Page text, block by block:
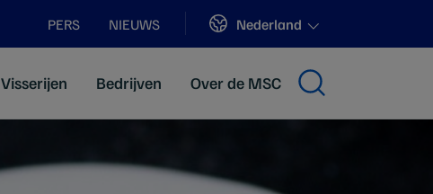
PERS NIEUWS Sites
Nederland
Visserijen Bedrijven Over de MSC